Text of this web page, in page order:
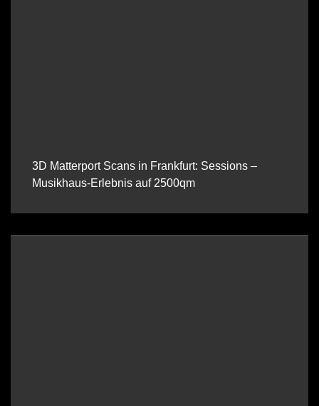
3D Matterport Scans in Frankfurt: Sessions –
Musikhaus-Erlebnis auf 2500qm